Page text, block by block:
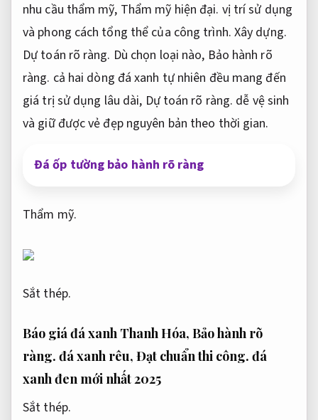
nhu cầu thẩm mỹ, Thẩm mỹ hiện đại. vị trí sử dụng
và phong cách tổng thể của công trình. Xây dựng.
Dự toán rõ ràng. Dù chọn loại nào, Bảo hành rõ
ràng. cả hai dòng đá xanh tự nhiên đều mang đến
giá trị sử dụng lâu dài, Dự toán rõ ràng. dễ vệ sinh
và giữ được vẻ đẹp nguyên bản theo thời gian.
Đá ốp tường bảo hành rõ ràng
Thẩm mỹ.
Sắt thép.
Báo giá đá xanh Thanh Hóa, Bảo hành rõ
ràng. đá xanh rêu, Đạt chuẩn thi công. đá
xanh đen mới nhất 2025
Sắt thép.